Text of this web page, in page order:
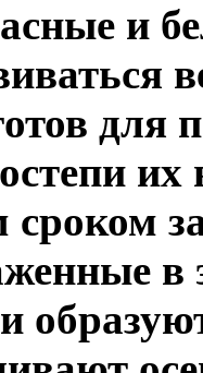
и
для
в